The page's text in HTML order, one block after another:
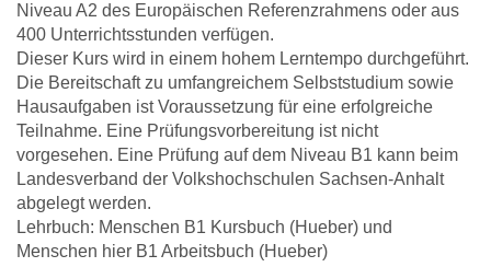
Niveau A2 des Europäischen Referenzrahmens oder aus
400 Unterrichtsstunden verfügen.
Dieser Kurs wird in einem hohem Lerntempo durchgeführt.
Die Bereitschaft zu umfangreichem Selbststudium sowie
Hausaufgaben ist Voraussetzung für eine erfolgreiche
Teilnahme. Eine Prüfungsvorbereitung ist nicht
vorgesehen. Eine Prüfung auf dem Niveau B1 kann beim
Landesverband der Volkshochschulen Sachsen-Anhalt
abgelegt werden.
Lehrbuch: Menschen B1 Kursbuch (Hueber) und
Menschen hier B1 Arbeitsbuch (Hueber)